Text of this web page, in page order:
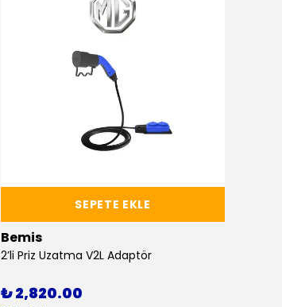
SEPETE EKLE
Bemis
2’li Priz Uzatma V2L Adaptör
₺ 2,820.00